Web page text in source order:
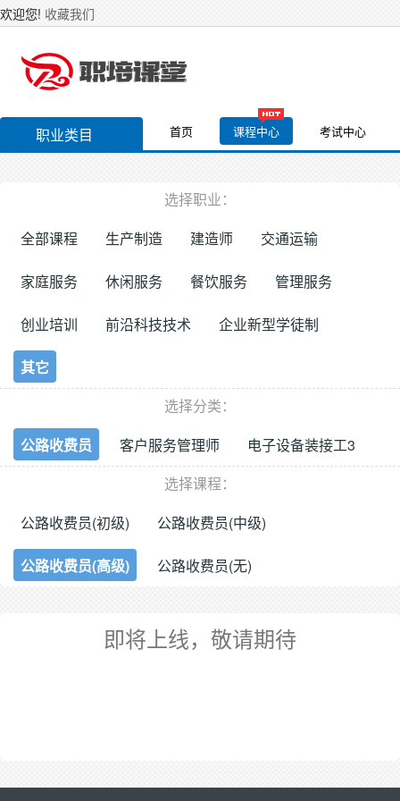
欢迎您! 收藏我们
职业类目 首页 课程中心 考试中心
选择职业：
全部课程
生产制造 建造师 交通运输
家庭服务 休闲服务 餐饮服务 管理服务
创业培训 前沿科技技术 企业新型学徒制
其它
选择分类：
公路收费员
客户服务管理师
电子设备装接工3
选择课程：
公路收费员(初级)
公路收费员(中级)
公路收费员(高级) 公路收费员(无)
即将上线，敬请期待